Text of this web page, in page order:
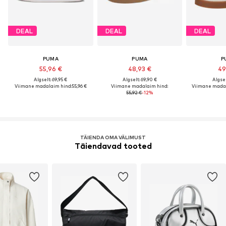
DEAL
PUMA
55,96 €
Algselt: 69,95 €
Viimane madalaim hind:55,96 €
DEAL
PUMA
48,93 €
Algselt: 69,90 €
Viimane madalaim hind:
55,92 €-12%
DEAL
Viimane
TÄIENDA OMA VÄLIMUST
Täiendavad tooted